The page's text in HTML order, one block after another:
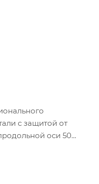
с защитой от
оси 50